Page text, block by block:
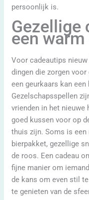
persoonlijk is.
Gezellige
een
Voor cadeautips
dingen die zorgen
een geurkaars kan
Gezelschapsspellen
vrienden in het nieuwe
goed kussen voor op
thuis zijn. Soms is een
bierpakket, gezellige
de roos. Een cadeau
fijne manier om
de kans om even stil
te genieten van de